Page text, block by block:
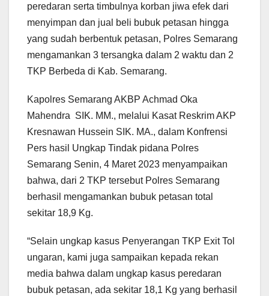
peredaran serta timbulnya korban jiwa efek dari
menyimpan dan jual beli bubuk petasan hingga
yang sudah berbentuk petasan, Polres Semarang
mengamankan 3 tersangka dalam 2 waktu dan 2
TKP Berbeda di Kab. Semarang.
Kapolres Semarang AKBP Achmad Oka
Mahendra SIK. MM., melalui Kasat Reskrim AKP
Kresnawan Hussein SIK. MA., dalam Konfrensi
Pers hasil Ungkap Tindak pidana Polres
Semarang Senin, 4 Maret 2023 menyampaikan
bahwa, dari 2 TKP tersebut Polres Semarang
berhasil mengamankan bubuk petasan total
sekitar 18,9 Kg.
“Selain ungkap kasus Penyerangan TKP Exit Tol
ungaran, kami juga sampaikan kepada rekan
media bahwa dalam ungkap kasus peredaran
bubuk petasan, ada sekitar 18,1 Kg yang berhasil